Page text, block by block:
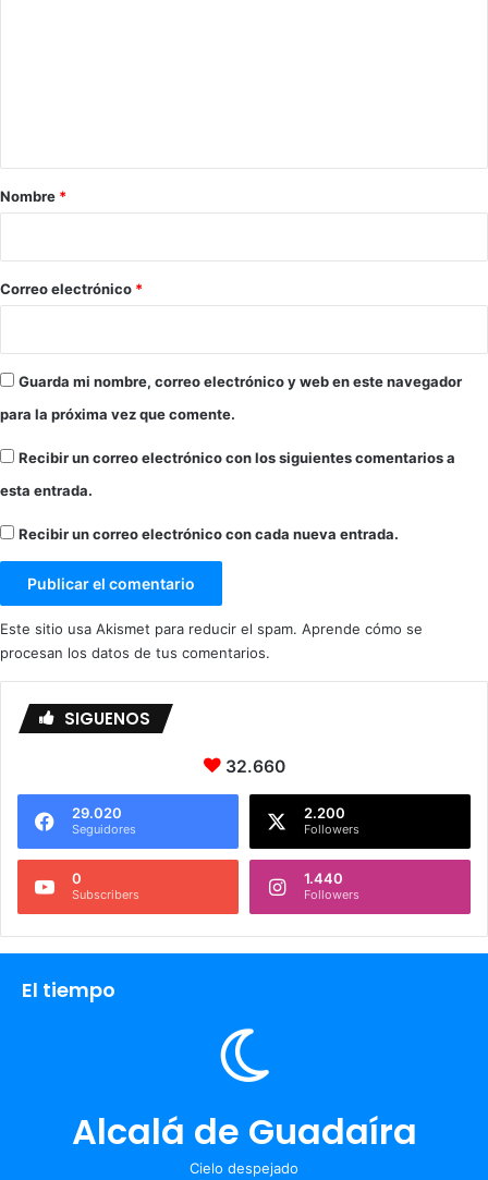
t
c
r
o
e
u
c
o
s
.
r
*
Nombre *
Correo electrónico *
Guarda mi nombre, correo electrónico y web en este navegador
para la próxima vez que comente.
Recibir un correo electrónico con los siguientes comentarios a
esta entrada.
Recibir un correo electrónico con cada nueva entrada.
Este sitio usa Akismet para reducir el spam. Aprende cómo se
procesan los datos de tus comentarios.
SIGUENOS
32.660
29.020
Seguidores
2.200
Followers
0
Subscribers
1.440
Followers
El tiempo
Alcalá de Guadaíra
Cielo despejado